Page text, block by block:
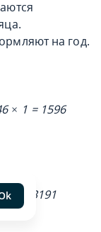
на год.
× 1 = 1596
1 = 3191